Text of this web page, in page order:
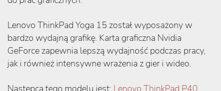
Lenovo ThinkPad Yoga 15 został wyposażony w
bardzo wydajną grafikę. Karta graficzna Nvidia
GeForce zapewnia lepszą wydajność podczas pracy,
jak i również intensywne wrażenia z gier i wideo.
Następcą tego modelu jest: Lenovo ThinkPad P40